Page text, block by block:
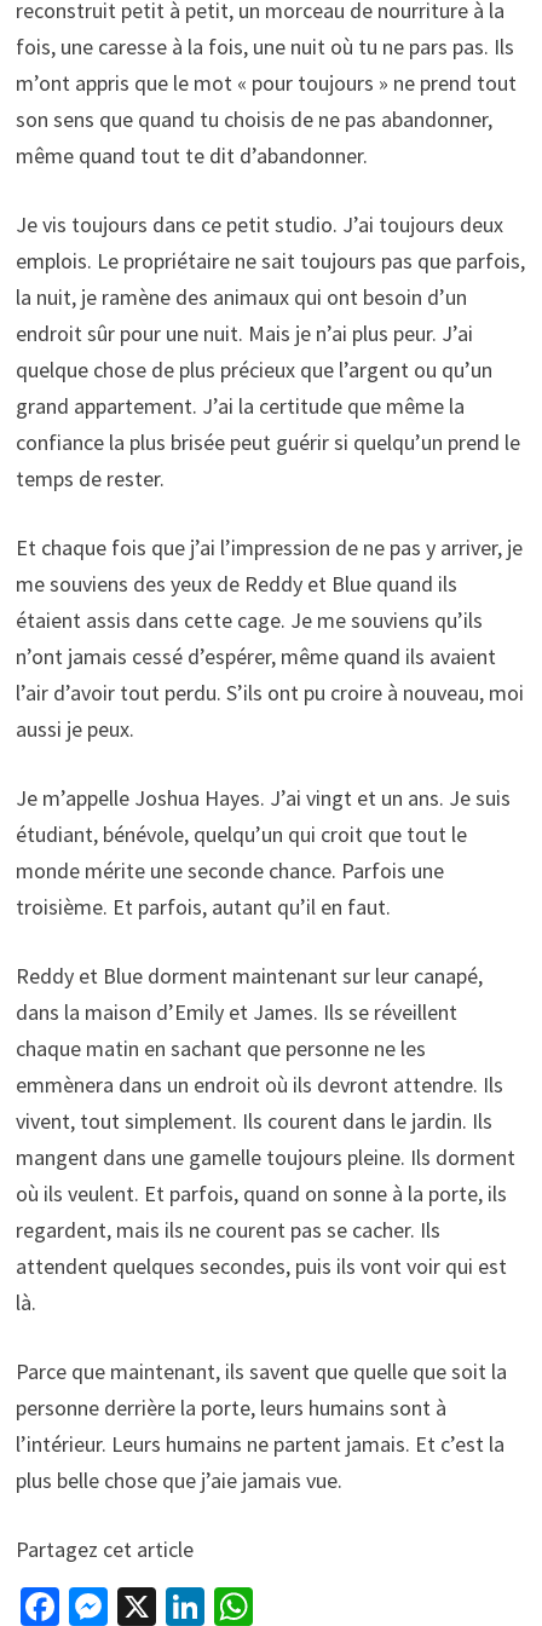
reconstruit petit à petit, un morceau de nourriture à la
fois, une caresse à la fois, une nuit où tu ne pars pas. Ils
m’ont appris que le mot « pour toujours » ne prend tout
son sens que quand tu choisis de ne pas abandonner,
même quand tout te dit d’abandonner.
Je vis toujours dans ce petit studio. J’ai toujours deux
emplois. Le propriétaire ne sait toujours pas que parfois,
la nuit, je ramène des animaux qui ont besoin d’un
endroit sûr pour une nuit. Mais je n’ai plus peur. J’ai
quelque chose de plus précieux que l’argent ou qu’un
grand appartement. J’ai la certitude que même la
confiance la plus brisée peut guérir si quelqu’un prend le
temps de rester.
Et chaque fois que j’ai l’impression de ne pas y arriver, je
me souviens des yeux de Reddy et Blue quand ils
étaient assis dans cette cage. Je me souviens qu’ils
n’ont jamais cessé d’espérer, même quand ils avaient
l’air d’avoir tout perdu. S’ils ont pu croire à nouveau, moi
aussi je peux.
Je m’appelle Joshua Hayes. J’ai vingt et un ans. Je suis
étudiant, bénévole, quelqu’un qui croit que tout le
monde mérite une seconde chance. Parfois une
troisième. Et parfois, autant qu’il en faut.
Reddy et Blue dorment maintenant sur leur canapé,
dans la maison d’Emily et James. Ils se réveillent
chaque matin en sachant que personne ne les
emmènera dans un endroit où ils devront attendre. Ils
vivent, tout simplement. Ils courent dans le jardin. Ils
mangent dans une gamelle toujours pleine. Ils dorment
où ils veulent. Et parfois, quand on sonne à la porte, ils
regardent, mais ils ne courent pas se cacher. Ils
attendent quelques secondes, puis ils vont voir qui est
là.
Parce que maintenant, ils savent que quelle que soit la
personne derrière la porte, leurs humains sont à
l’intérieur. Leurs humains ne partent jamais. Et c’est la
plus belle chose que j’aie jamais vue.
Partagez cet article
Fa M X Li W